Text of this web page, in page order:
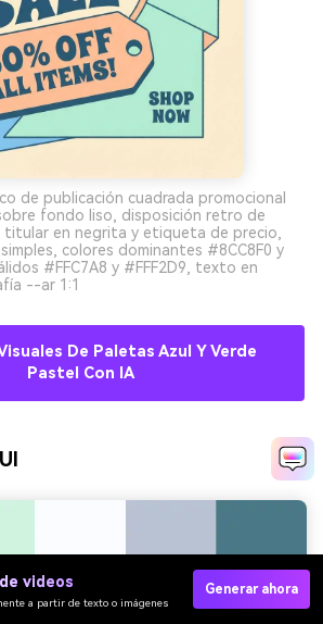
de publicación cuadrada promocional
fondo liso, disposición retro de
titular en negrita y etiqueta de precio,
colores dominantes #8CC8F0 y
#FFC7A8 y #FFF2D9, texto en
--ar 1:1
De Paletas Azul Y Verde
Pastel Con IA
videos
a partir de texto o imágenes
Generar ahora